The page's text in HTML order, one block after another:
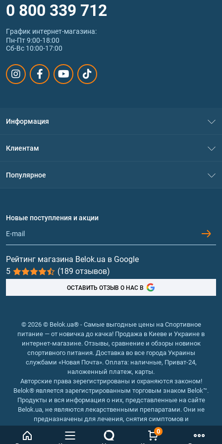
0
0 800 339 712
График интернет‑магазина:
Пн-Пт 9:00-18:00
Сб-Вс 10:00-17:00
Информация
Политика конфиденциальности
Обмен и возврат
Клиентам
Популярное
Протеин
Гейнеры
Витамины и минералы
Рыбий жир, жирные кислоты
Новые поступления и акции
Рейтинг магазина Belok.ua в Google
5
(189 отзывов)
ОСТАВИТЬ ОТЗЫВ О НАС В
© 2026 © Belok.ua® - Самые выгодные цены на Спортивное
питание — от новичка до качка! Продажа в Киеве и Украине в
интернет-магазине. Отзывы, сравнение и обзоры новинок
спортивного питания. Доставка во все города Украины
службами «Новая Почта». Оплата: наличные, Приват-24,
наложенный платеж, карты.
Авторские права зерегистрированы и охраняются законом!
Belok® является зарегистрированным торговым знаком Belok™.
Продукты и вся информация о них, представленные на сайте
Belok.ua, не являются лекарственными препаратами. Они не
предназначены для лечения, снятия симптомов и
предотвращения болезней.
Интернет магазин Belok.ua
››Интернет магазин спортивного